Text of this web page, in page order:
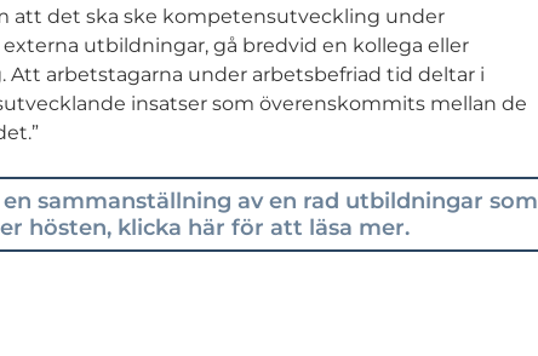
att det ska ske kompetensutveckling under
utbildningar, gå bredvid en kollega eller
arbetstagarna under arbetsbefriad tid deltar i
insatser som överenskommits mellan de
sammanställning av en rad utbildningar som
hösten, klicka här för att läsa mer.